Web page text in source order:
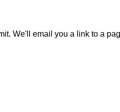
We'll email you a link to a